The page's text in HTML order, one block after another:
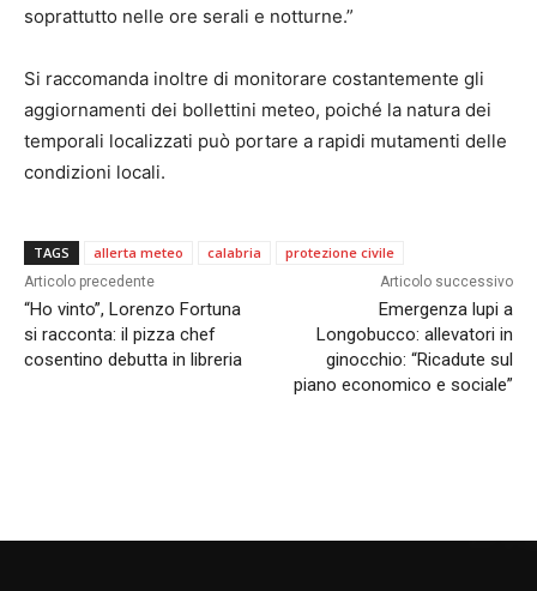
soprattutto nelle ore serali e notturne.”
Si raccomanda inoltre di monitorare costantemente gli
aggiornamenti dei bollettini meteo, poiché la natura dei
temporali localizzati può portare a rapidi mutamenti delle
condizioni locali.
TAGS allerta meteo calabria protezione civile
Articolo precedente
“Ho vinto”, Lorenzo Fortuna
si racconta: il pizza chef
cosentino debutta in libreria
Articolo successivo
Emergenza lupi a
Longobucco: allevatori in
ginocchio: “Ricadute sul
piano economico e sociale”